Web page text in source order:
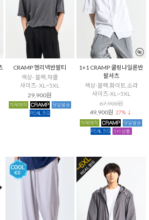
CRAMP 헨리넥반팔티
색상- 블랙,챠콜
사이즈- XL~5XL
29,900원
1+1 CRAMP 쿨링나일론반
팔셔츠
색상-블랙,화이트,소라
사이즈-XL~5XL
67,900원
49,900원 27% ↓